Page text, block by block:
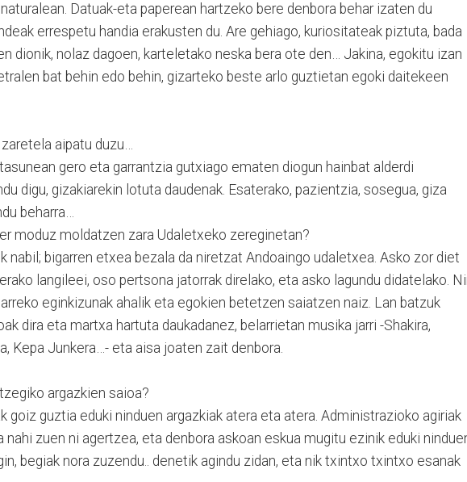
naturalean. Datuak-eta paperean hartzeko bere denbora behar izaten du
errespetu handia erakusten du. Are gehiago, kuriositateak piztuta, bada
dionik, nolaz dagoen, karteletako neska bera ote den… Jakina, egokitu izan
bat behin edo behin, gizarteko beste arlo guztietan egoki daitekeen
zaretela aipatu duzu…
gero eta garrantzia gutxiago ematen diogun hainbat alderdi
digu, gizakiarekin lotuta daudenak. Esaterako, pazientzia, sosegua, giza
beharra…
moduz moldatzen zara Udaletxeko zereginetan?
nabil; bigarren etxea bezala da niretzat Andoaingo udaletxea. Asko zor diet
langileei, oso pertsona jatorrak direlako, eta asko lagundu didatelako.
eginkizunak ahalik eta egokien betetzen saiatzen naiz. Lan batzuk
dira eta martxa hartuta daukadanez, belarrietan musika jarri -Shakira,
Kepa Junkera…- eta aisa joaten zait denbora.
argazkien saioa?
goiz guztia eduki ninduen argazkiak atera eta atera. Administrazioko agiriak
nahi zuen ni agertzea, eta denbora askoan eskua mugitu ezinik eduki
begiak nora zuzendu.. denetik agindu zidan, eta nik txintxo txintxo esanak